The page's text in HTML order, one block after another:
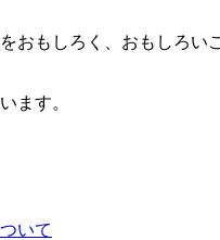
おもしろく、おもしろ
ます。
いて